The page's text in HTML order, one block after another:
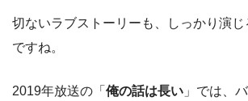
切ないラブストーリーも、しっかり演
ですね。
2019年放送の「 俺の話は長い 」では、